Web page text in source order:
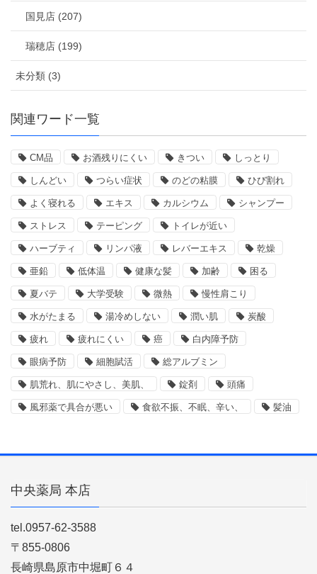
国見店 (207)
瑞穂店 (199)
未分類 (3)
関連ワード一覧
CM品 お酒残りにくい きつい しっとり
しんどい つらい症状 のどの粘膜 ひび割れ
よく寝れる エキス カルシウム シャンプー
ストレス テーピング トイレが近い
ハーブティ リンパ液 レバーエキス 乾燥
亜鉛 低体温 健康な髪 加齢 困る
夏バテ 大学受験 微熱 慢性肩こり
水がたまる 湯冷めしない 潤い肌 炭酸
疲れ 疲れにくい 癌 白内障予防
眼病予防 細胞賦活 総アルブミン
肌荒れ、肌にやさし、美肌、 錠剤 頭痛
風邪薬で具合が悪い 食欲不振、不眠、辛い、 髪油
中央薬局 本店
tel.0957-62-3588
〒855-0806
長崎県島原市中堀町６４